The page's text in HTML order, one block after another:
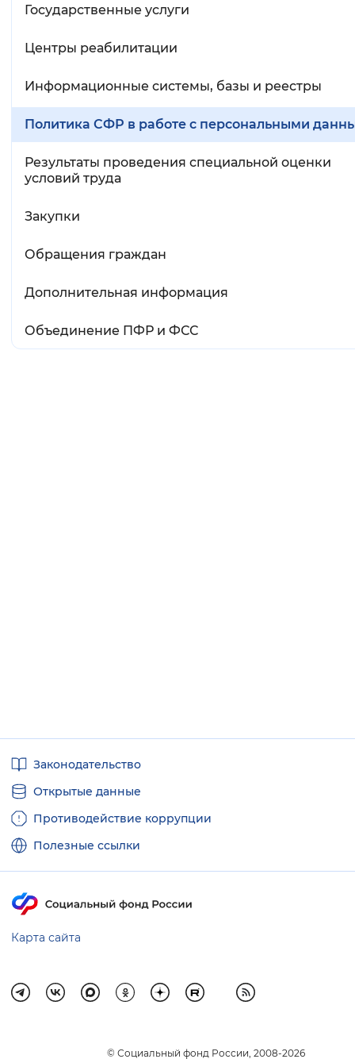
Государственные услуги
Центры реабилитации
Информационные системы, базы и реестры
Политика СФР в работе с персональными
Результаты проведения специальной оценки
условий труда
Закупки
Обращения граждан
Дополнительная информация
Объединение ПФР и ФСС
ссылкиЗаконодательство
Открытые данные
Противодействие коррупции
Полезные ссылки
Карта сайта
© Социальный фонд России, 2008-2026